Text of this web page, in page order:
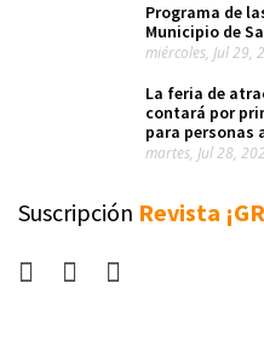
Programa de
Municipio de
miércoles, Jul 29,
La feria de
contará por
para personas
martes, Jul 28,
Suscripción Revista